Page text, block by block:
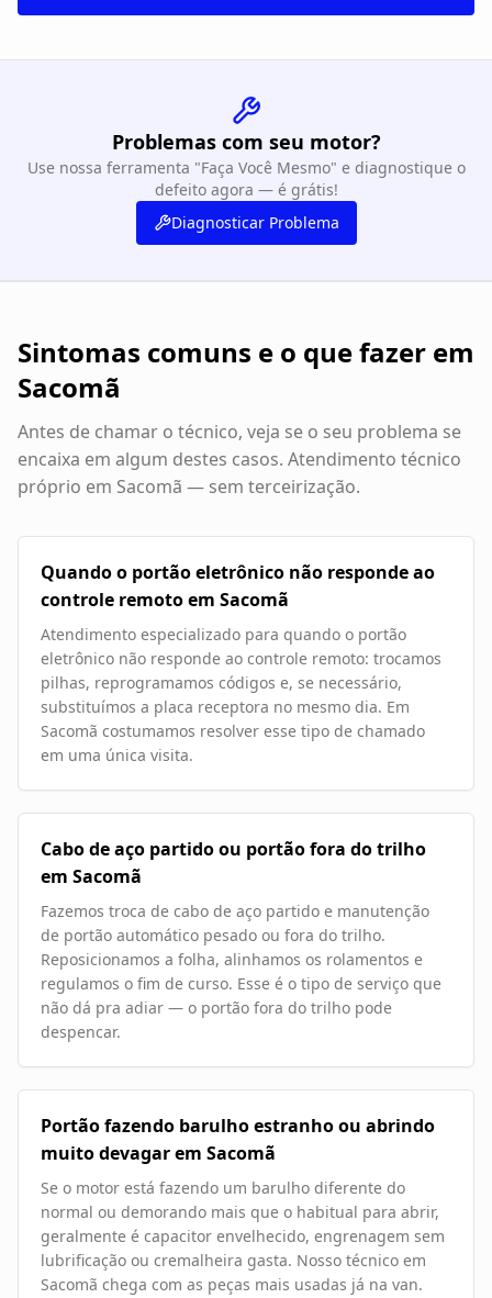
Problemas com seu motor?
Use nossa ferramenta "Faça Você Mesmo" e diagnostique o
defeito agora — é grátis!
Diagnosticar Problema
Sintomas comuns e o que fazer em
Sacomã
Antes de chamar o técnico, veja se o seu problema se
encaixa em algum destes casos. Atendimento técnico
próprio em Sacomã — sem terceirização.
Quando o portão eletrônico não responde ao
controle remoto em Sacomã
Atendimento especializado para quando o portão
eletrônico não responde ao controle remoto: trocamos
pilhas, reprogramamos códigos e, se necessário,
substituímos a placa receptora no mesmo dia. Em
Sacomã costumamos resolver esse tipo de chamado
em uma única visita.
Cabo de aço partido ou portão fora do trilho
em Sacomã
Fazemos troca de cabo de aço partido e manutenção
de portão automático pesado ou fora do trilho.
Reposicionamos a folha, alinhamos os rolamentos e
regulamos o fim de curso. Esse é o tipo de serviço que
não dá pra adiar — o portão fora do trilho pode
despencar.
Portão fazendo barulho estranho ou abrindo
muito devagar em Sacomã
Se o motor está fazendo um barulho diferente do
normal ou demorando mais que o habitual para abrir,
geralmente é capacitor envelhecido, engrenagem sem
lubrificação ou cremalheira gasta. Nosso técnico em
Sacomã chega com as peças mais usadas já na van.